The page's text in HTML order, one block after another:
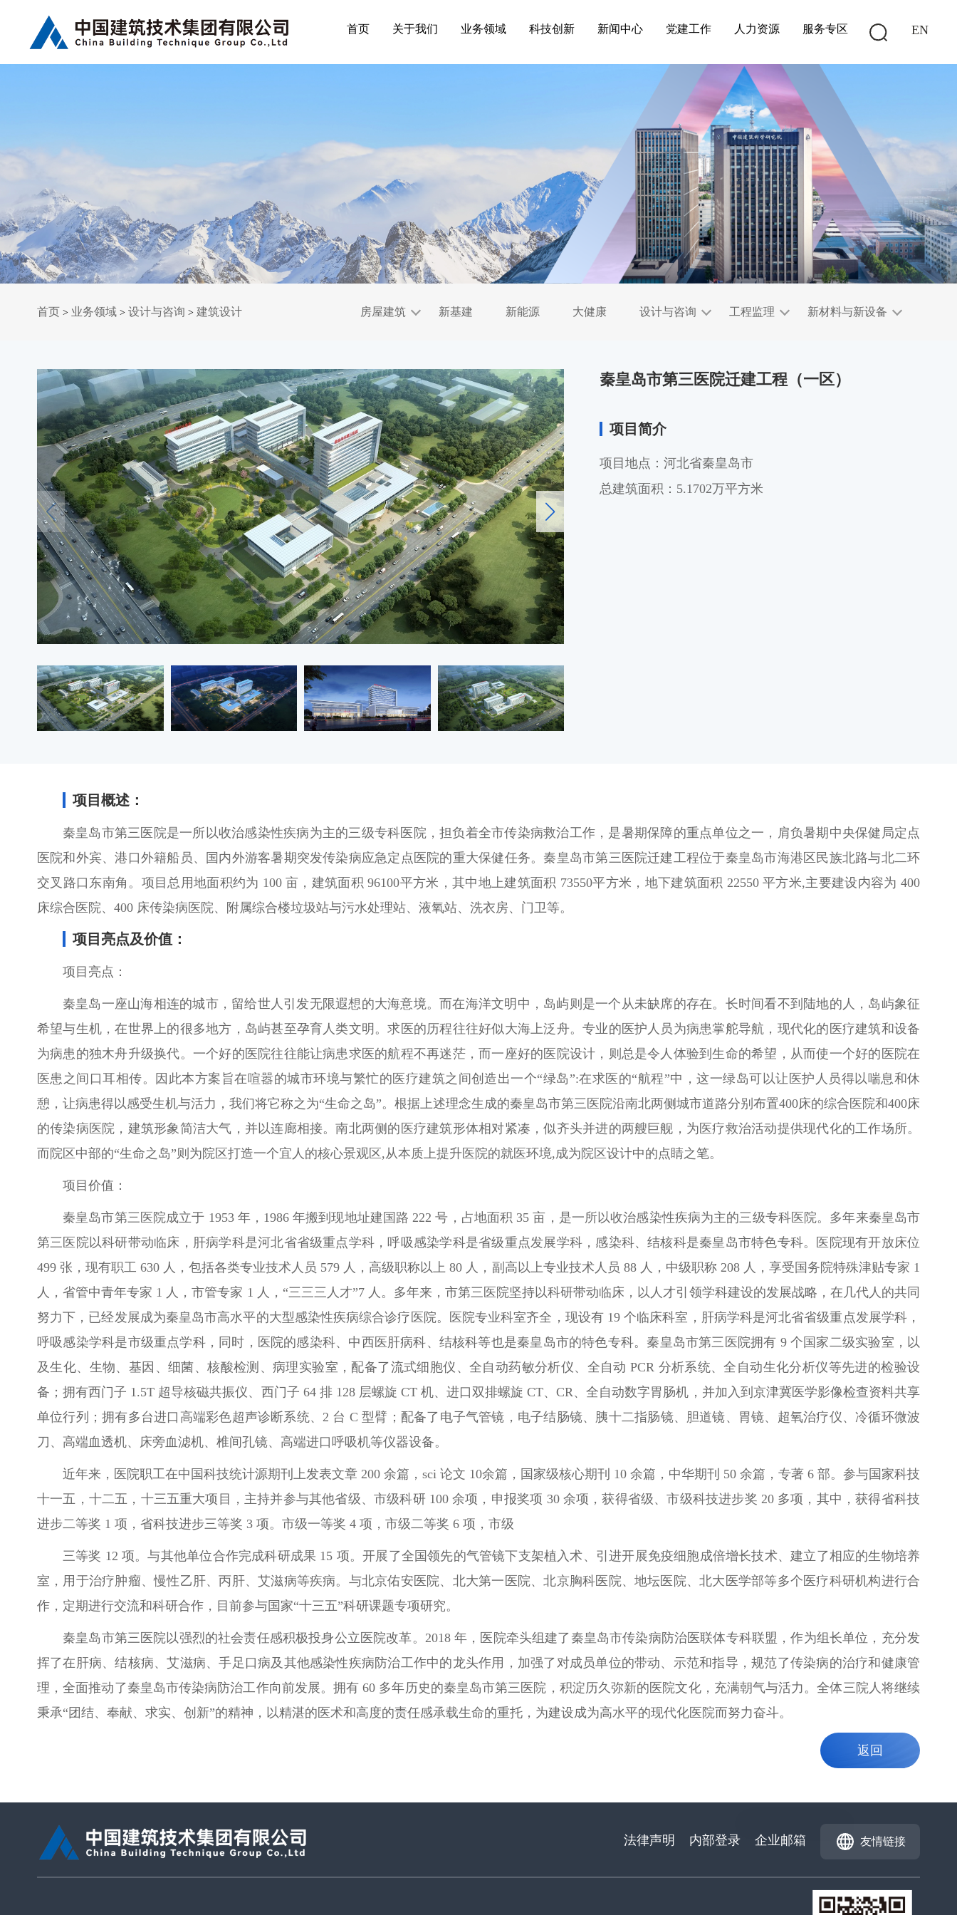
首页 关于我们 业务领域 科技创新 新闻中心 党建工作 人力资源 服务专区 EN
首页 > 业务领域 > 设计与咨询 > 建筑设计 房屋建筑 新基建 新能源 大健康 设计与咨询 工程监理 新材料与新设备
秦皇岛市第三医院迁建工程（一区）
项目简介
项目地点：河北省秦皇岛市
总建筑面积：5.1702万平方米
项目概述：
秦皇岛市第三医院是一所以收治感染性疾病为主的三级专科医院，担负着全市传染病救治工作，是暑期保障的重点单位之一，肩负暑期中央保健局定点
医院和外宾、港口外籍船员、国内外游客暑期突发传染病应急定点医院的重大保健任务。秦皇岛市第三医院迁建工程位于秦皇岛市海港区民族北路与北二环
交叉路口东南角。项目总用地面积约为 100 亩，建筑面积 96100平方米，其中地上建筑面积 73550平方米，地下建筑面积 22550 平方米,主要建设内容为 400
床综合医院、400 床传染病医院、附属综合楼垃圾站与污水处理站、液氧站、洗衣房、门卫等。
项目亮点及价值：
项目亮点：
秦皇岛一座山海相连的城市，留给世人引发无限遐想的大海意境。而在海洋文明中，岛屿则是一个从未缺席的存在。长时间看不到陆地的人，岛屿象征
希望与生机，在世界上的很多地方，岛屿甚至孕育人类文明。求医的历程往往好似大海上泛舟。专业的医护人员为病患掌舵导航，现代化的医疗建筑和设备
为病患的独木舟升级换代。一个好的医院往往能让病患求医的航程不再迷茫，而一座好的医院设计，则总是令人体验到生命的希望，从而使一个好的医院在
医患之间口耳相传。因此本方案旨在喧嚣的城市环境与繁忙的医疗建筑之间创造出一个“绿岛”:在求医的“航程”中，这一绿岛可以让医护人员得以喘息和休
憩，让病患得以感受生机与活力，我们将它称之为“生命之岛”。根据上述理念生成的秦皇岛市第三医院沿南北两侧城市道路分别布置400床的综合医院和400床
的传染病医院，建筑形象简洁大气，并以连廊相接。南北两侧的医疗建筑形体相对紧凑，似齐头并进的两艘巨舰，为医疗救治活动提供现代化的工作场所。
而院区中部的“生命之岛”则为院区打造一个宜人的核心景观区,从本质上提升医院的就医环境,成为院区设计中的点睛之笔。
项目价值：
秦皇岛市第三医院成立于 1953 年，1986 年搬到现地址建国路 222 号，占地面积 35 亩，是一所以收治感染性疾病为主的三级专科医院。多年来秦皇岛市
第三医院以科研带动临床，肝病学科是河北省省级重点学科，呼吸感染学科是省级重点发展学科，感染科、结核科是秦皇岛市特色专科。医院现有开放床位
499 张，现有职工 630 人，包括各类专业技术人员 579 人，高级职称以上 80 人，副高以上专业技术人员 88 人，中级职称 208 人，享受国务院特殊津贴专家 1
人，省管中青年专家 1 人，市管专家 1 人，“三三三人才”7 人。多年来，市第三医院坚持以科研带动临床，以人才引领学科建设的发展战略，在几代人的共同
努力下，已经发展成为秦皇岛市高水平的大型感染性疾病综合诊疗医院。医院专业科室齐全，现设有 19 个临床科室，肝病学科是河北省省级重点发展学科，
呼吸感染学科是市级重点学科，同时，医院的感染科、中西医肝病科、结核科等也是秦皇岛市的特色专科。秦皇岛市第三医院拥有 9 个国家二级实验室，以
及生化、生物、基因、细菌、核酸检测、病理实验室，配备了流式细胞仪、全自动药敏分析仪、全自动 PCR 分析系统、全自动生化分析仪等先进的检验设
备；拥有西门子 1.5T 超导核磁共振仪、西门子 64 排 128 层螺旋 CT 机、进口双排螺旋 CT、CR、全自动数字胃肠机，并加入到京津冀医学影像检查资料共享
单位行列；拥有多台进口高端彩色超声诊断系统、2 台 C 型臂；配备了电子气管镜，电子结肠镜、胰十二指肠镜、胆道镜、胃镜、超氧治疗仪、冷循环微波
刀、高端血透机、床旁血滤机、椎间孔镜、高端进口呼吸机等仪器设备。
近年来，医院职工在中国科技统计源期刊上发表文章 200 余篇，sci 论文 10余篇，国家级核心期刊 10 余篇，中华期刊 50 余篇，专著 6 部。参与国家科技
十一五，十二五，十三五重大项目，主持并参与其他省级、市级科研 100 余项，申报奖项 30 余项，获得省级、市级科技进步奖 20 多项，其中，获得省科技
进步二等奖 1 项，省科技进步三等奖 3 项。市级一等奖 4 项，市级二等奖 6 项，市级
三等奖 12 项。与其他单位合作完成科研成果 15 项。开展了全国领先的气管镜下支架植入术、引进开展免疫细胞成倍增长技术、建立了相应的生物培养
室，用于治疗肿瘤、慢性乙肝、丙肝、艾滋病等疾病。与北京佑安医院、北大第一医院、北京胸科医院、地坛医院、北大医学部等多个医疗科研机构进行合
作，定期进行交流和科研合作，目前参与国家“十三五”科研课题专项研究。
秦皇岛市第三医院以强烈的社会责任感积极投身公立医院改革。2018 年，医院牵头组建了秦皇岛市传染病防治医联体专科联盟，作为组长单位，充分发
挥了在肝病、结核病、艾滋病、手足口病及其他感染性疾病防治工作中的龙头作用，加强了对成员单位的带动、示范和指导，规范了传染病的治疗和健康管
理，全面推动了秦皇岛市传染病防治工作向前发展。拥有 60 多年历史的秦皇岛市第三医院，积淀历久弥新的医院文化，充满朝气与活力。全体三院人将继续
秉承“团结、奉献、求实、创新”的精神，以精湛的医术和高度的责任感承载生命的重托，为建设成为高水平的现代化医院而努力奋斗。
返回
法律声明 内部登录 企业邮箱 友情链接